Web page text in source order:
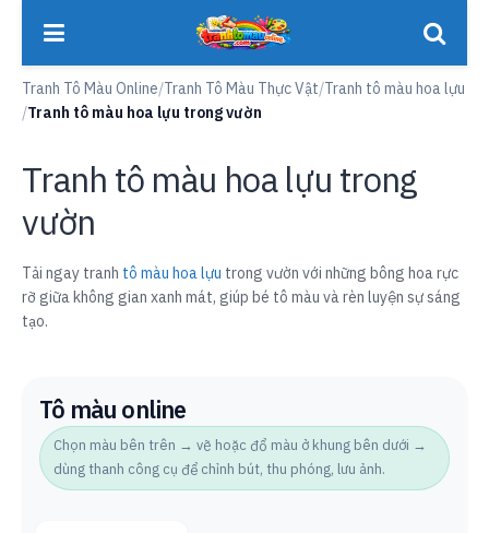
Tranh Tô Màu Online/Tranh Tô Màu Thực Vật/Tranh tô màu hoa lựu
/Tranh tô màu hoa lựu trong vườn
Tranh tô màu hoa lựu trong
vườn
Tải ngay tranh tô màu hoa lựu trong vườn với những bông hoa rực
rỡ giữa không gian xanh mát, giúp bé tô màu và rèn luyện sự sáng
tạo.
Tô màu online
Chọn màu bên trên → vẽ hoặc đổ màu ở khung bên dưới →
dùng thanh công cụ để chỉnh bút, thu phóng, lưu ảnh.